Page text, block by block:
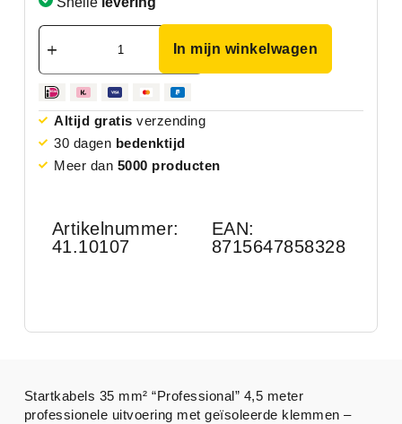
In mijn winkelwagen
Altijd gratis verzending
30 dagen bedenktijd
Meer dan 5000 producten
Artikelnummer:
41.10107
EAN:
8715647858328
Startkabels 35 mm² “Professional” 4,5 meter
professionele uitvoering met geïsoleerde klemmen –